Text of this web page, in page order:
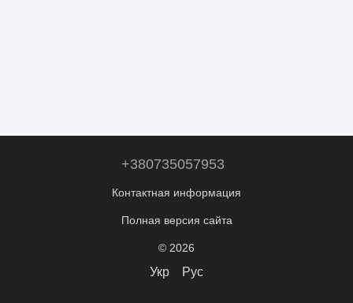
+380735057953
Контактная информация
Полная версия сайта
© 2026
Укр Рус